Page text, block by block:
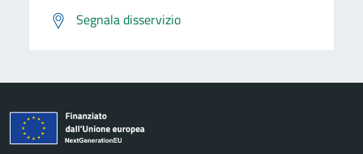
Segnala disservizio